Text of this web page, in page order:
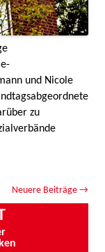
und Nicole
zu
Neuere Beiträge →